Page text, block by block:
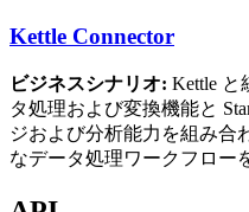
Kettle Connector
ビジネスシナリオ: Kettle と
タ処理および変換機能と
ジおよび分析能力を組み合
なデータ処理ワークフロー